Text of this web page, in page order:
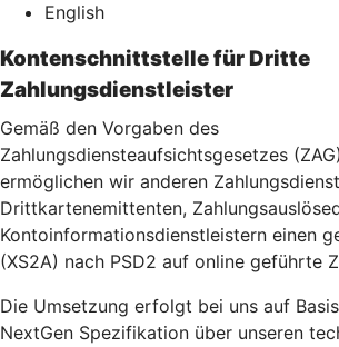
English
Kontenschnittstelle für Dritte
Zahlungsdienstleister
Gemäß den Vorgaben des
Zahlungsdiensteaufsichtsgesetzes
ermöglichen wir anderen
Drittkartenemittenten,
Kontoinformationsdienstleistern einen
(XS2A) nach PSD2 auf online geführte
Die Umsetzung erfolgt bei uns auf
NextGen Spezifikation über unseren